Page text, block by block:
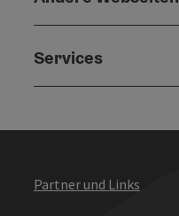
Services
Partner und Links